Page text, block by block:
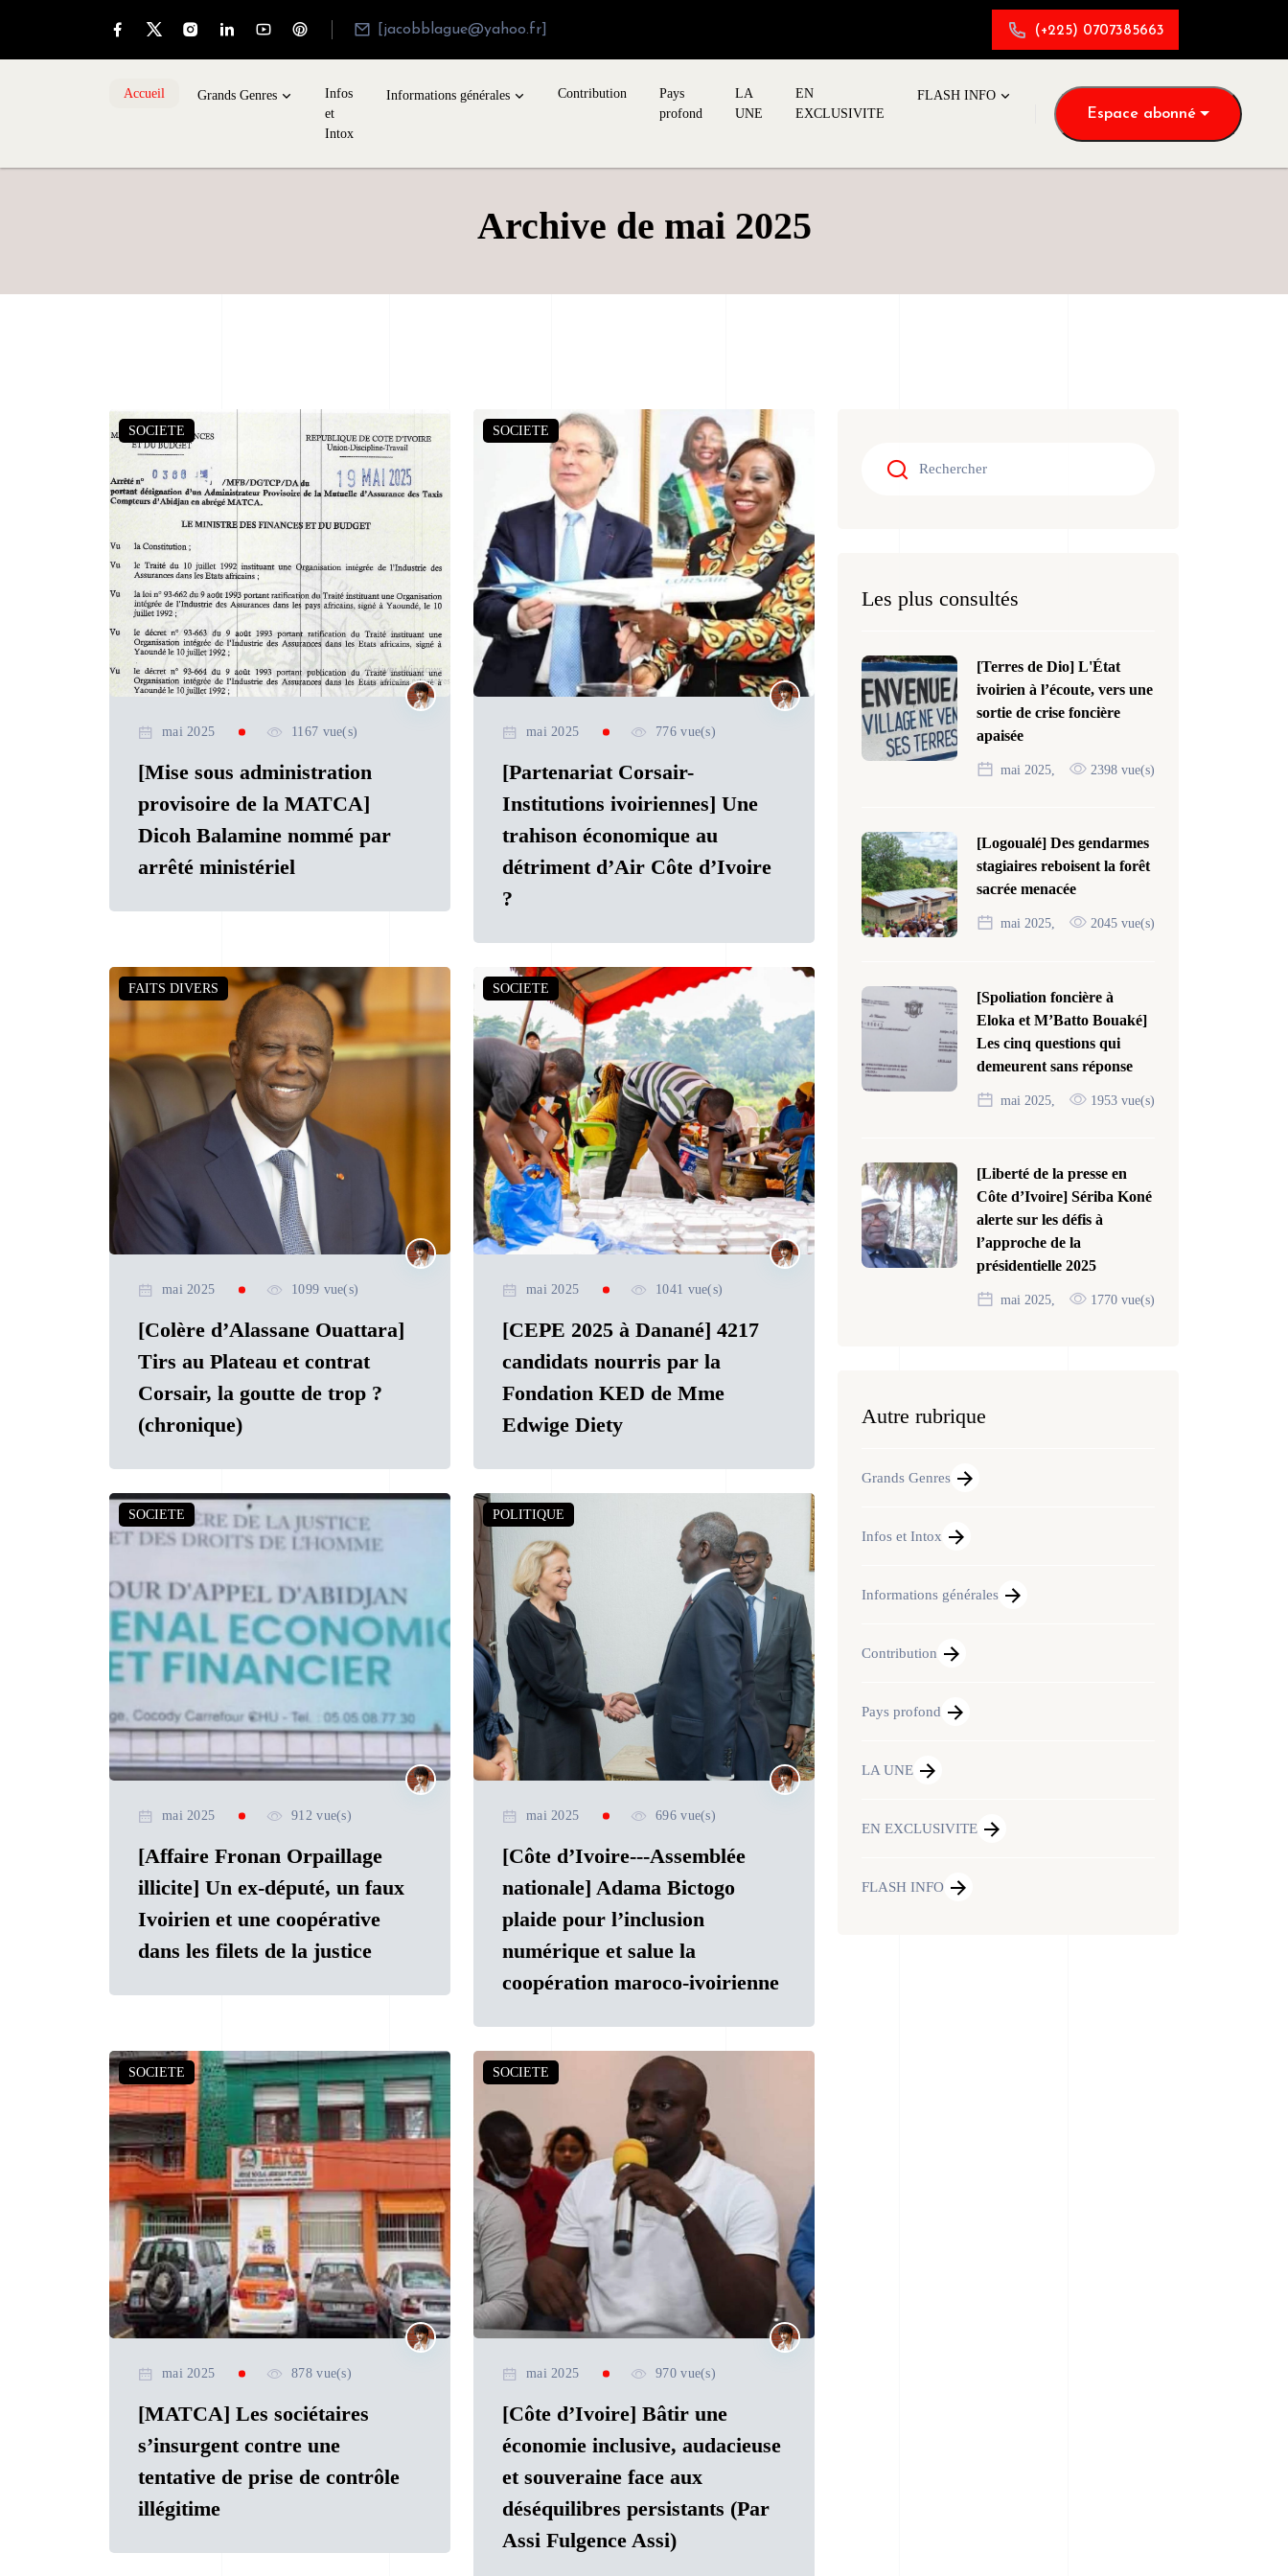
[jacobblague@yahoo.fr] (+225) 0707385663
Accueil Grands Genres
Infos
et
Intox
Informations générales Contribution
Pays
profond
LA
UNE
EN
EXCLUSIVITE
FLASH INFO
Espace abonné
Archive de mai 2025
SOCIETE
mai 2025 1167 vue(s)
[Mise sous administration
provisoire de la MATCA]
Dicoh Balamine nommé par
arrêté ministériel
SOCIETE
mai 2025 776 vue(s)
[Partenariat Corsair-
Institutions ivoiriennes] Une
trahison économique au
détriment d’Air Côte d’Ivoire
?
FAITS DIVERS
mai 2025 1099 vue(s)
[Colère d’Alassane Ouattara]
Tirs au Plateau et contrat
Corsair, la goutte de trop ?
(chronique)
SOCIETE
mai 2025 1041 vue(s)
[CEPE 2025 à Danané] 4217
candidats nourris par la
Fondation KED de Mme
Edwige Diety
SOCIETE
mai 2025 912 vue(s)
[Affaire Fronan Orpaillage
illicite] Un ex-député, un faux
Ivoirien et une coopérative
dans les filets de la justice
POLITIQUE
mai 2025 696 vue(s)
[Côte d’Ivoire---Assemblée
nationale] Adama Bictogo
plaide pour l’inclusion
numérique et salue la
coopération maroco-ivoirienne
SOCIETE
mai 2025 878 vue(s)
[MATCA] Les sociétaires
s’insurgent contre une
tentative de prise de contrôle
illégitime
SOCIETE
mai 2025 970 vue(s)
[Côte d’Ivoire] Bâtir une
économie inclusive, audacieuse
et souveraine face aux
déséquilibres persistants (Par
Assi Fulgence Assi)
Les plus consultés
[Terres de Dio] L'État
ivoirien à l’écoute, vers une
sortie de crise foncière
apaisée
mai 2025, 2398 vue(s)
[Logoualé] Des gendarmes
stagiaires reboisent la forêt
sacrée menacée
mai 2025, 2045 vue(s)
[Spoliation foncière à
Eloka et M’Batto Bouaké]
Les cinq questions qui
demeurent sans réponse
mai 2025, 1953 vue(s)
[Liberté de la presse en
Côte d’Ivoire] Sériba Koné
alerte sur les défis à
l’approche de la
présidentielle 2025
mai 2025, 1770 vue(s)
Autre rubrique
Grands Genres
Infos et Intox
Informations générales
Contribution
Pays profond
LA UNE
EN EXCLUSIVITE
FLASH INFO